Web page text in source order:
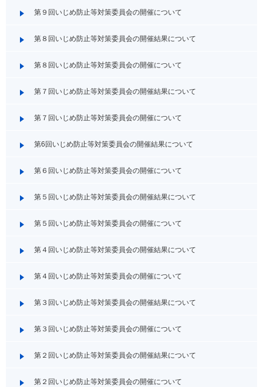
第９回いじめ防止等対策委員会の開催について
第８回いじめ防止等対策委員会の開催結果について
第８回いじめ防止等対策委員会の開催について
第７回いじめ防止等対策委員会の開催結果について
第７回いじめ防止等対策委員会の開催について
第6回いじめ防止等対策委員会の開催結果について
第６回いじめ防止等対策委員会の開催について
第５回いじめ防止等対策委員会の開催結果について
第５回いじめ防止等対策委員会の開催について
第４回いじめ防止等対策委員会の開催結果について
第４回いじめ防止等対策委員会の開催について
第３回いじめ防止等対策委員会の開催結果について
第３回いじめ防止等対策委員会の開催について
第２回いじめ防止等対策委員会の開催結果について
第２回いじめ防止等対策委員会の開催について